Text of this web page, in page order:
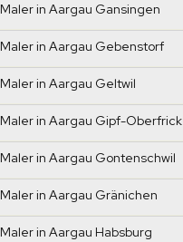
Maler in Aargau Gansingen
Maler in Aargau Gebenstorf
Maler in Aargau Geltwil
Maler in Aargau Gipf-Oberfrick
Maler in Aargau Gontenschwil
Maler in Aargau Gränichen
Maler in Aargau Habsburg